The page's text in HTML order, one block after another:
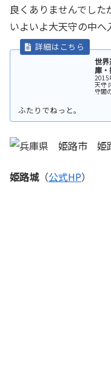
良くありませんでした
いよいよ大天守の中へ
世
庫
2015
天守
守閣
姫路城（公式HP）